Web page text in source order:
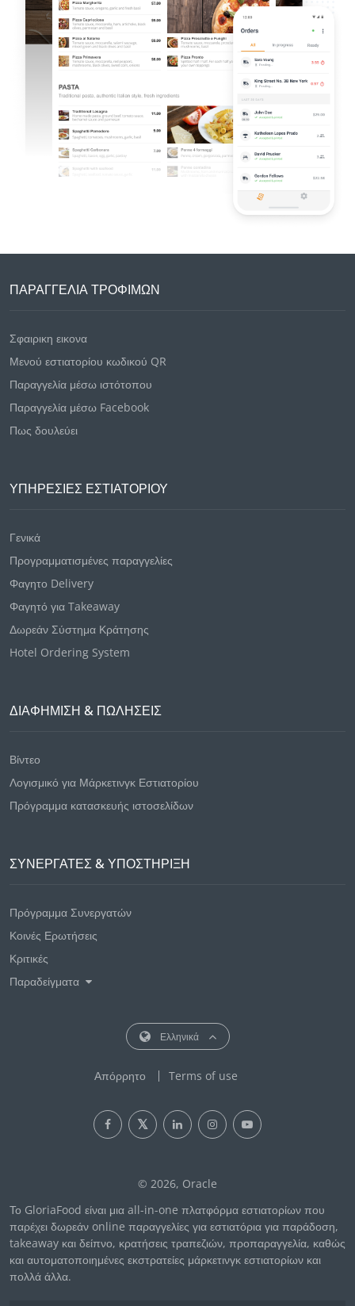
ΠΑΡΑΓΓΕΛΊΑ ΤΡΟΦΊΜΩΝ
Σφαιρικη εικονα
Μενού εστιατορίου κωδικού QR
Παραγγελία μέσω ιστότοπου
Παραγγελία μέσω Facebook
Πως δουλεύει
ΥΠΗΡΕΣΊΕΣ ΕΣΤΙΑΤΟΡΊΟΥ
Γενικά
Προγραμματισμένες παραγγελίες
Φαγητο Delivery
Φαγητό για Takeaway
Δωρεάν Σύστημα Κράτησης
Hotel Ordering System
ΔΙΑΦΉΜΙΣΗ & ΠΩΛΉΣΕΙΣ
Βίντεο
Λογισμικό για Μάρκετινγκ Εστιατορίου
Πρόγραμμα κατασκευής ιστοσελίδων
ΣΥΝΕΡΓΑΤΕΣ & ΥΠΟΣΤΗΡΙΞΗ
Πρόγραμμα Συνεργατών
Κοινές Ερωτήσεις
Κριτικές
Παραδείγματα
Ελληνικά
Απόρρητο Terms of use
© 2026, Oracle
Το GloriaFood είναι μια all-in-one πλατφόρμα εστιατορίων που
παρέχει δωρεάν online παραγγελίες για εστιατόρια για παράδοση,
takeaway και δείπνο, κρατήσεις τραπεζιών, προπαραγγελία, καθώς
και αυτοματοποιημένες εκστρατείες μάρκετινγκ εστιατορίων και
πολλά άλλα.